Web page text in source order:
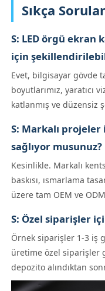
Sıkça
S: LED örgü ekran
için
Evet, bilgisayar gövde
boyutlarımız, yaratıcı
katlanmış ve düzensiz
S: Markalı
sağlıyor musunuz?
Kesinlikle. Markalı
baskısı, ısmarlama
üzere tam OEM ve
S: Özel siparişler
Örnek siparişler 1-3 iş
üretime özel siparişler
depozito alındıktan